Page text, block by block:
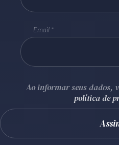
Email
Ao informar seus dados,
política de